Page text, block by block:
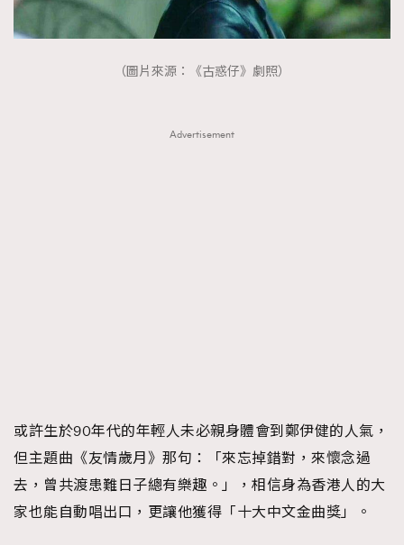
AFrenchMind
DressLikeAParisienne
FashionWeek FigaroAesthetic
（圖片來源：《古惑仔》劇照）
Advertisement
或許生於90年代的年輕人未必親身體會到鄭伊健的人氣，
但主題曲《友情歲月》那句：「來忘掉錯對，來懷念過
去，曾共渡患難日子總有樂趣。」，相信身為香港人的大
家也能自動唱出口，更讓他獲得「十大中文金曲獎」。